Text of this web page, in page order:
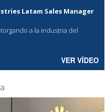
Latam Sales Manager
a la industria del
VER VÍDEO